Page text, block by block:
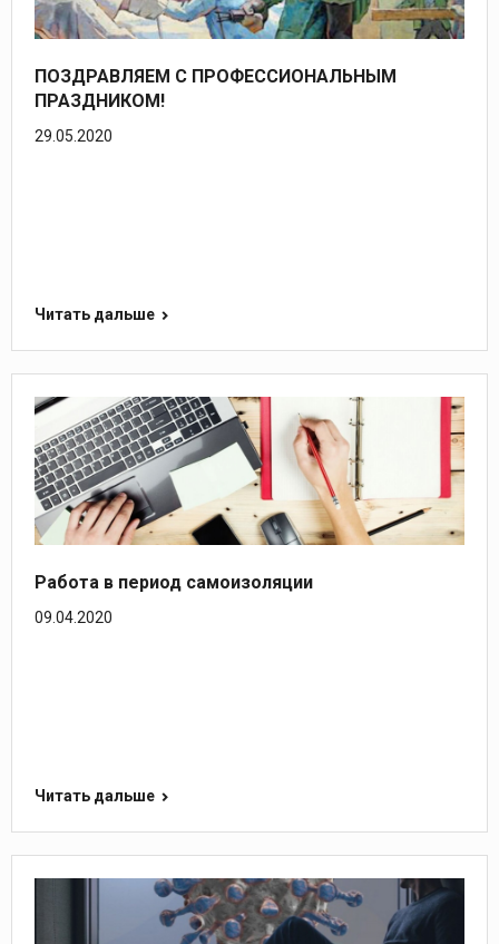
ПОЗДРАВЛЯЕМ С ПРОФЕССИОНАЛЬНЫМ
ПРАЗДНИКОМ!
29.05.2020
Читать дальше
Работа в период самоизоляции
09.04.2020
Читать дальше